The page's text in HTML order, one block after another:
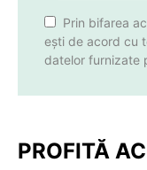
Prin bifarea
ești de acord cu
datelor furnizate
PROFITĂ